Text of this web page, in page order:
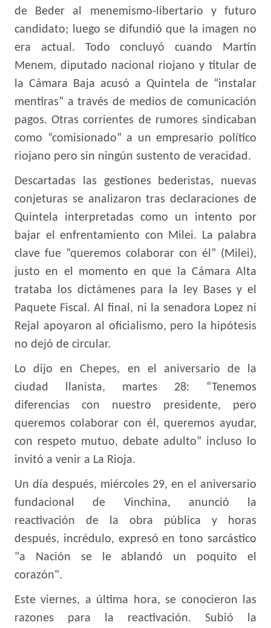
de Beder al menemismo-libertario y futuro
candidato; luego se difundió que la imagen no
era actual. Todo concluyó cuando Martín
Menem, diputado nacional riojano y titular de
la Cámara Baja acusó a Quintela de “instalar
mentiras” a través de medios de comunicación
pagos. Otras corrientes de rumores sindicaban
como “comisionado” a un empresario político
riojano pero sin ningún sustento de veracidad.
Descartadas las gestiones bederistas, nuevas
conjeturas se analizaron tras declaraciones de
Quintela interpretadas como un intento por
bajar el enfrentamiento con Milei. La palabra
clave fue “queremos colaborar con él” (Milei),
justo en el momento en que la Cámara Alta
trataba los dictámenes para la ley Bases y el
Paquete Fiscal. Al final, ni la senadora Lopez ni
Rejal apoyaron al oficialismo, pero la hipótesis
no dejó de circular.
Lo dijo en Chepes, en el aniversario de la
ciudad llanista, martes 28: “Tenemos
diferencias con nuestro presidente, pero
queremos colaborar con él, queremos ayudar,
con respeto mutuo, debate adulto” incluso lo
invitó a venir a La Rioja.
Un día después, miércoles 29, en el aniversario
fundacional de Vinchina, anunció la
reactivación de la obra pública y horas
después, incrédulo, expresó en tono sarcástico
"a Nación se le ablandó un poquito el
corazón".
Este viernes, a última hora, se conocieron las
razones para la reactivación. Subió la